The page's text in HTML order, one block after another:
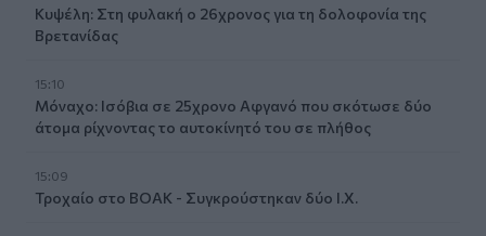
Κυψέλη: Στη φυλακή ο 26χρονος για τη δολοφονία της
Βρετανίδας
15:10
Μόναχο: Ισόβια σε 25χρονο Αφγανό που σκότωσε δύο
άτομα ρίχνοντας το αυτοκίνητό του σε πλήθος
15:09
Τροχαίο στο ΒΟΑΚ - Συγκρούστηκαν δύο Ι.Χ.